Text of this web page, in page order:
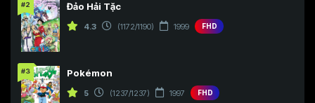
#2 Đảo Hải Tặc
4.3 (1172/1190) 1999 FHD
#3 Pokémon
5 (1237/1237) 1997 FHD